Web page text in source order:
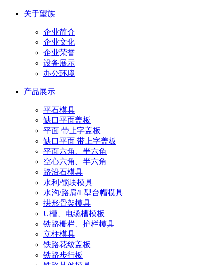
关于望族
企业简介
企业文化
企业荣誉
设备展示
办公环境
产品展示
平石模具
缺口平面盖板
平面 带上字盖板
缺口平面 带上字盖板
平面六角、半六角
空心六角、半六角
路沿石模具
水利/锁块模具
水沟/路肩/L型台帽模具
拱形骨架模具
U槽、电缆槽模板
铁路栅栏、护栏模具
立柱模具
铁路花纹盖板
铁路步行板